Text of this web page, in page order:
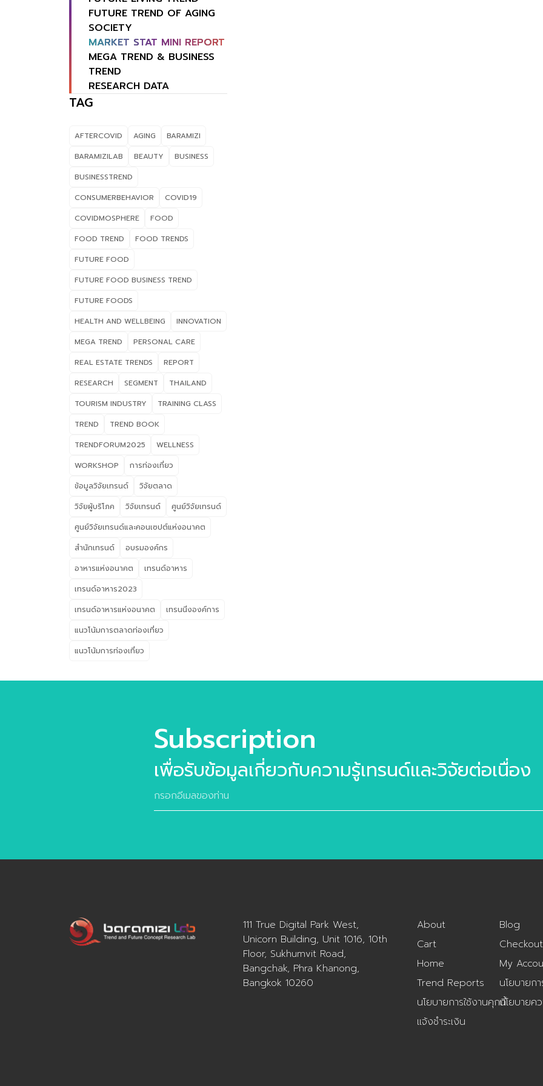
FUTURE TREND OF AGING
SOCIETY
MARKET STAT MINI REPORT
MEGA TREND & BUSINESS
TREND
RESEARCH DATA
TAG
AFTERCOVID AGING
BARAMIZI
BARAMIZILAB
BEAUTY
BUSINESS
BUSINESSTREND
CONSUMERBEHAVIOR
COVID19
COVIDMOSPHERE
FOOD
FOOD TREND
FOOD TRENDS
FUTURE FOOD
FUTURE FOOD BUSINESS TREND
FUTURE FOODS
HEALTH AND WELLBEING
INNOVATION
MEGA TREND
PERSONAL CARE
REAL ESTATE TRENDS
REPORT
RESEARCH
SEGMENT
THAILAND
TOURISM INDUSTRY
TRAINING CLASS
TREND
TREND BOOK
TRENDFORUM2025
WELLNESS
WORKSHOP
การท่องเที่ยว
ข้อมูลวิจัยเทรนด์
วิจัยตลาด
วิจัยผู้บริโภค
วิจัยเทรนด์
ศูนย์วิจัยเทรนด์
ศูนย์วิจัยเทรนด์และคอนเซปต์แห่งอนาคต
สำนักเทรนด์
อบรมองค์กร
อาหารแห่งอนาคต
เทรนด์อาหาร
เทรนด์อาหาร2023
เทรนด์อาหารแห่งอนาคต
เทรนนิ่งองค์การ
แนวโน้มการตลาดท่องเที่ยว
แนวโน้มการท่องเที่ยว
Subscription
เพื่อรับข้อมูลเกี่ยวกับความรู้เทรนด์และวิจัยต่อเนื่อง
111 True Digital Park West,
Unicorn Building, Unit 1016, 10th
Floor, Sukhumvit Road,
Bangchak, Phra Khanong,
Bangkok 10260
About
Blog
Cart
Checkout
Home
My
Trend Reports
นโยบายก
นโยบายการใช้งานคุกกี้นโยบายค
แจ้งชำระเงิน